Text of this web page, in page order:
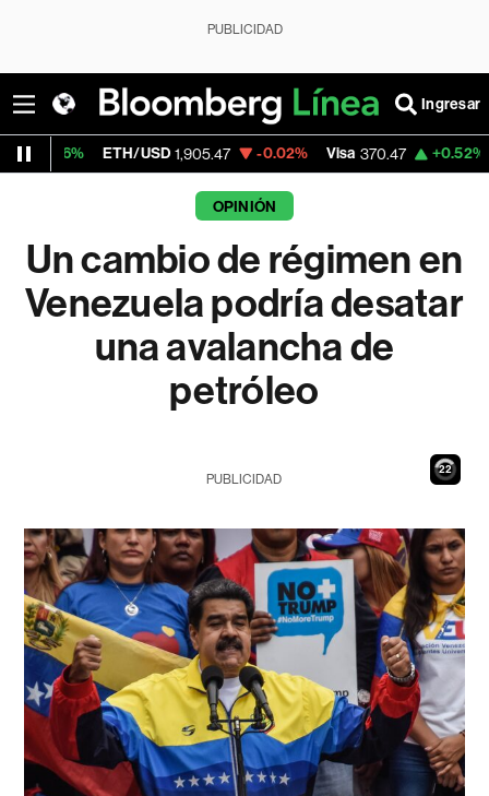
PUBLICIDAD
Ingresar
ETH/USD 1,905.47 -0.02% Visa 370.47 +0.52%
OPINIÓN
Un cambio de régimen en
Venezuela podría desatar
una avalancha de
petróleo
21
PUBLICIDAD